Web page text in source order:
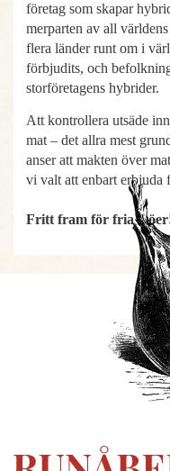
företag som skapar
merparten av all
flera länder runt om i
förbjudits, och
storföretagens hybrider.
Att kontrollera utsäde
mat – det allra mest
anser att makten över
vi valt att enbart erbjuda
Fritt fram för fria